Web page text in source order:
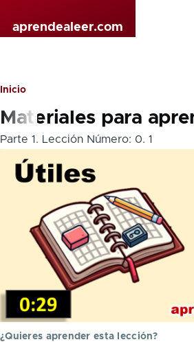
aprendealeer.com
Sobrescribir
enlaces
de
ayuda
navegación
Inicio
Materiales para
Parte 1 . Lección Número: 0. 1
¿Quieres aprender esta lección?